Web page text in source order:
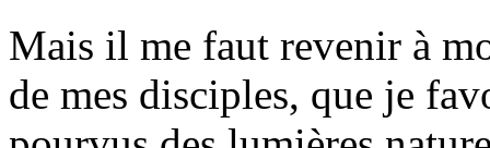
Mais il me faut revenir à
de mes disciples, que je